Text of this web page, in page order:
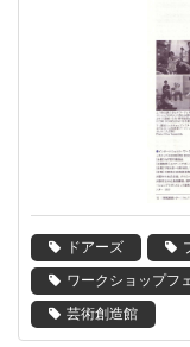
ドアーズ
ワークショップフ
芸術創造館